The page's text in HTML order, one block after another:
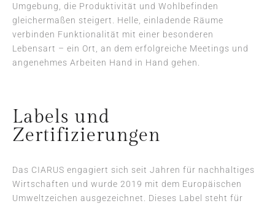
Umgebung, die Produktivität und Wohlbefinden
gleichermaßen steigert. Helle, einladende Räume
verbinden Funktionalität mit einer besonderen
Lebensart – ein Ort, an dem erfolgreiche Meetings und
angenehmes Arbeiten Hand in Hand gehen.
Labels und
Zertifizierungen
Das CIARUS engagiert sich seit Jahren für nachhaltiges
Wirtschaften und wurde 2019 mit dem Europäischen
Umweltzeichen ausgezeichnet. Dieses Label steht für